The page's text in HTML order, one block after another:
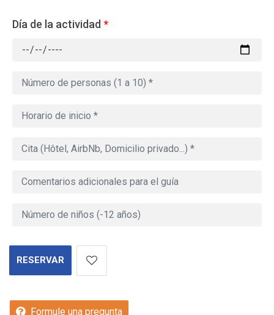
Día de la actividad*
RESERVAR
Formule una pregunta